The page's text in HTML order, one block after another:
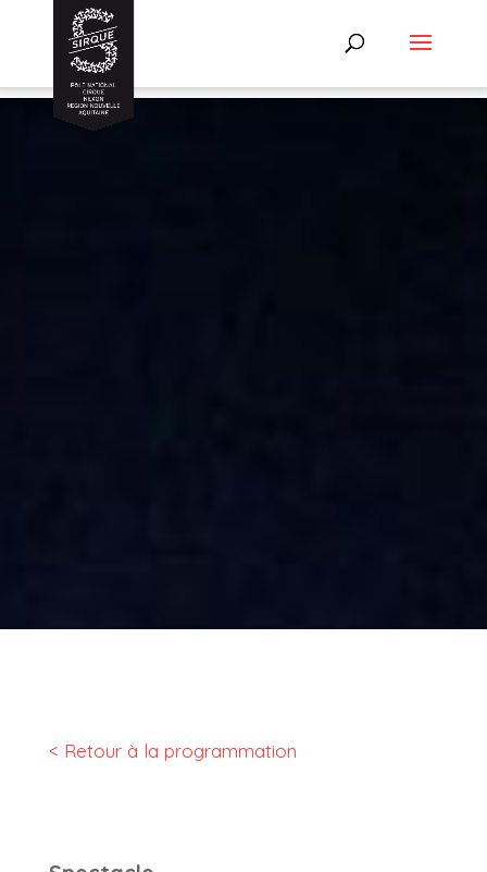
< Retour à la programmation